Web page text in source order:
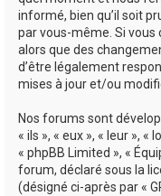
informé, bien qu’il soit
par vous-même. Si vous
alors que des
d’être légalement
mises à jour et/ou
Nos forums sont
« ils », « eux », « leur », «
« phpBB Limited », «
forum, déclaré sous la
(désigné ci-après par «